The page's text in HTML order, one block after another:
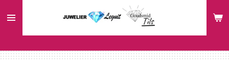
direct
hoofdinhoud